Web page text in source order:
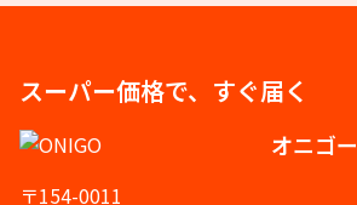
スーパー価格で、すぐ届く
オニゴー
〒154-0011